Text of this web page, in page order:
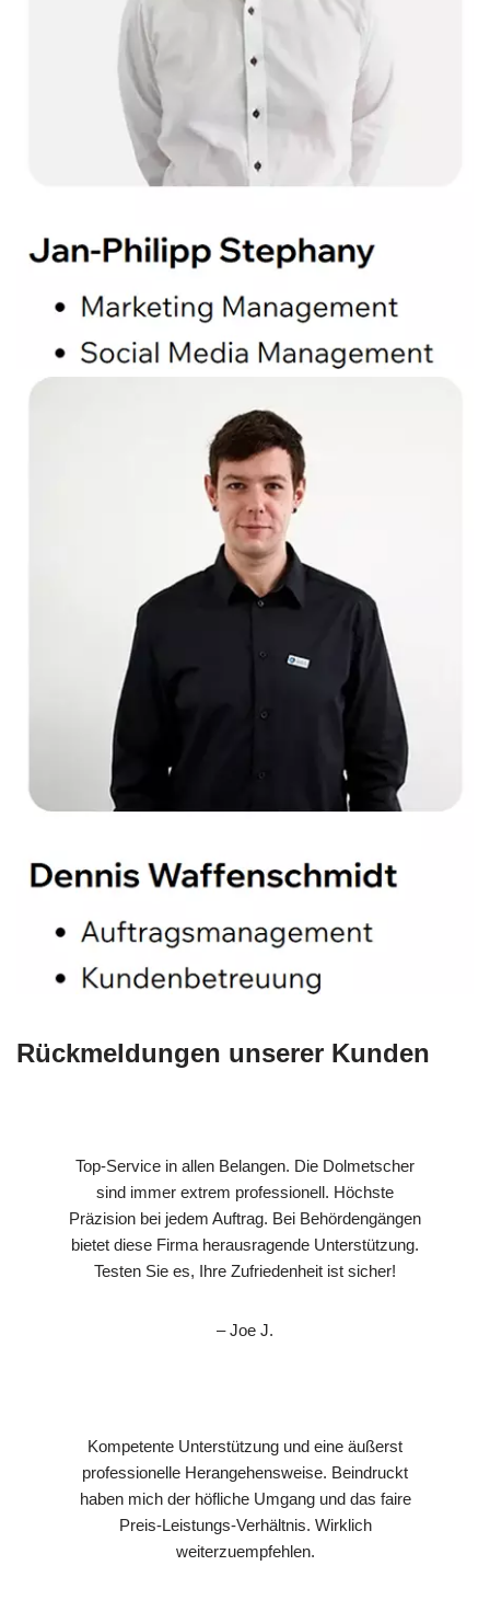
Rückmeldungen unserer Kunden
Top-Service in allen Belangen. Die Dolmetscher
sind immer extrem professionell. Höchste
Präzision bei jedem Auftrag. Bei Behördengängen
bietet diese Firma herausragende Unterstützung.
Testen Sie es, Ihre Zufriedenheit ist sicher!
– Joe J.
Kompetente Unterstützung und eine äußerst
professionelle Herangehensweise. Beindruckt
haben mich der höfliche Umgang und das faire
Preis-Leistungs-Verhältnis. Wirklich
weiterzuempfehlen.